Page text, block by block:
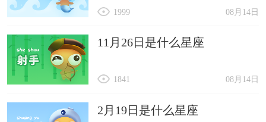
08月14日
1999
11月26日是什么星座
08月14日
1841
2月19日是什么星座